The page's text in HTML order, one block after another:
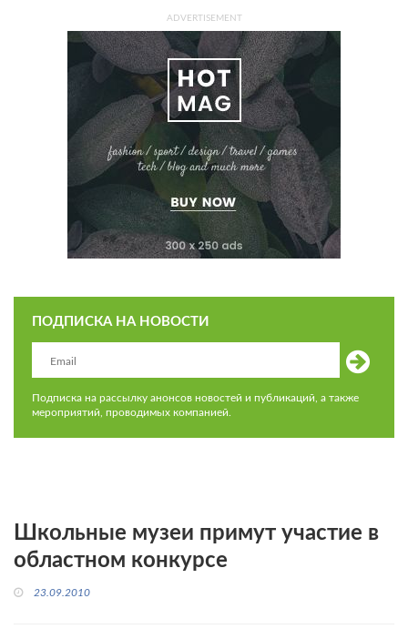
ADVERTISEMENT
ПОДПИСКА НА НОВОСТИ
Подписка на рассылку анонсов новостей и публикаций, а также
мероприятий, проводимых компанией.
Школьные музеи примут участие в
областном конкурсе
23.09.2010